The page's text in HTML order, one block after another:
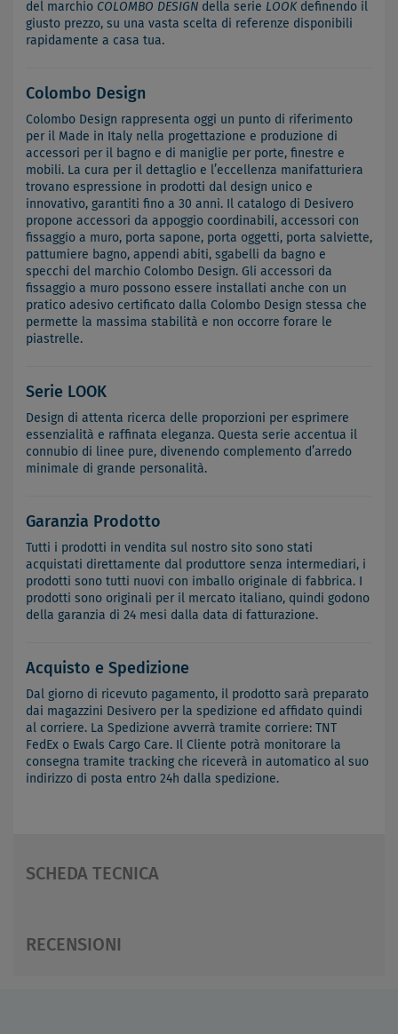
del marchio COLOMBO DESIGN della serie LOOKdefinendo il
giusto prezzo, su una vasta scelta di referenze disponibili
rapidamente a casa tua.
Colombo Design
Colombo Design rappresenta oggi un punto di riferimento
per il Made in Italy nella progettazione e produzione di
accessori per il bagno e di maniglie per porte, finestre e
mobili. La cura per il dettaglio e l’eccellenza manifatturiera
trovano espressione in prodotti dal design unico e
innovativo, garantiti fino a 30 anni. Il catalogo di Desivero
propone accessori da appoggio coordinabili, accessori con
fissaggio a muro, porta sapone, porta oggetti, porta salviette,
pattumiere bagno, appendi abiti, sgabelli da bagno e
specchi del marchio Colombo Design. Gli accessori da
fissaggio a muro possono essere installati anche con un
pratico adesivo certificato dalla Colombo Design stessa che
permette la massima stabilità e non occorre forare le
piastrelle.
Serie LOOK
Design di attenta ricerca delle proporzioni per esprimere
essenzialità e raffinata eleganza. Questa serie accentua il
connubio di linee pure, divenendo complemento d’arredo
minimale di grande personalità.
Garanzia Prodotto
Tutti i prodotti in vendita sul nostro sito sono stati
acquistati direttamente dal produttore senza intermediari, i
prodotti sono tutti nuovi con imballo originale di fabbrica. I
prodotti sono originali per il mercato italiano, quindi godono
della garanzia di 24 mesi dalla data di fatturazione.
Acquisto e Spedizione
Dal giorno di ricevuto pagamento, il prodotto sarà preparato
dai magazzini Desivero per la spedizione ed affidato quindi
al corriere. La Spedizione avverrà tramite corriere: TNT
FedEx o Ewals Cargo Care. Il Cliente potrà monitorare la
consegna tramite tracking che riceverà in automatico al suo
indirizzo di posta entro 24h dalla spedizione.
SCHEDA TECNICA
RECENSIONI